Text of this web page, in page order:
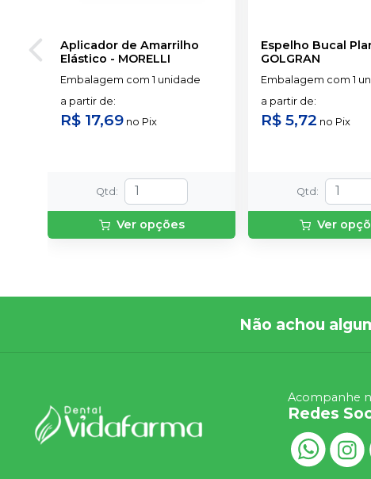
Aplicador de Amarrilho
Elástico - MORELLI
Embalagem com 1 unidade
a partir de:
R$ 17,69 no Pix
Qtd :
Ver opções
Espelho Bucal
GOLGRAN
Embalagem com 1
a partir de:
R$ 5,72 no Pix
Qtd :
Ver
Não achou
Acompanhe
Redes